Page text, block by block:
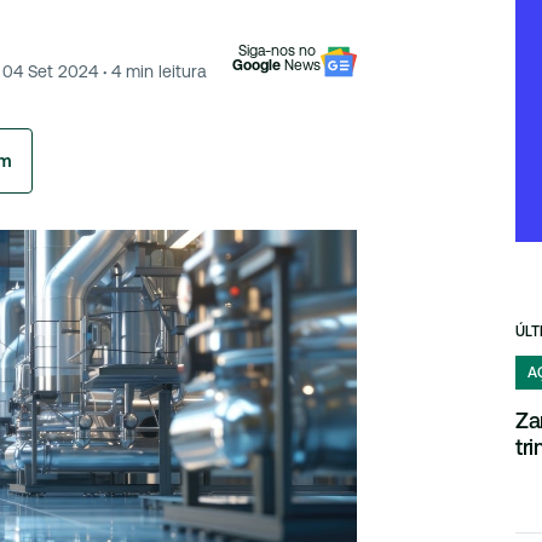
04 Set 2024 · 4min leitura
Siga-nos no
Google News